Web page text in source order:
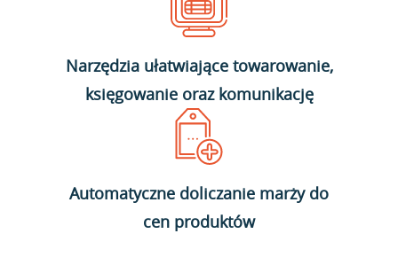
Narzędzia ułatwiające towarowanie,
księgowanie oraz komunikację
Automatyczne doliczanie marży do
cen produktów